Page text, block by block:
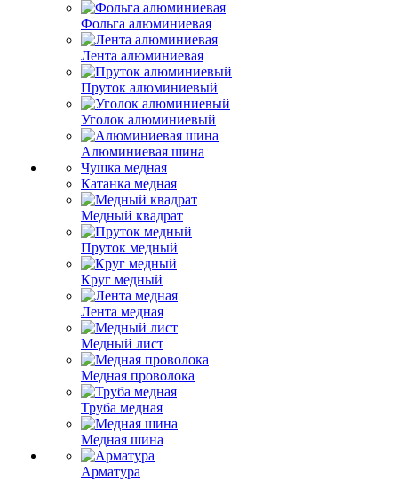
Фольга алюминиевая
Лента алюминиевая
Пруток алюминиевый
Уголок алюминиевый
Алюминиевая шина
Чушка медная
Катанка медная
Медный квадрат
Пруток медный
Круг медный
Лента медная
Медный лист
Медная проволока
Труба медная
Медная шина
Арматура